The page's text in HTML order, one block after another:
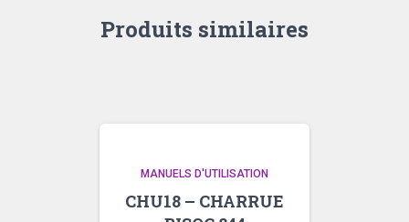
Produits similaires
MANUELS D'UTILISATION
CHU18 – CHARRUE